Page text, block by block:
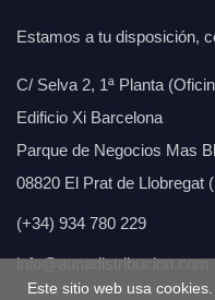
Estamos a tu disposición,
C/ Selva 2, 1ª Planta
Edificio Xi Barcelona
Parque de Negocios Mas
08820 El Prat de Llobregat
(+34) 934 780 229
info@aunadistribucion.com
Este sitio web usa